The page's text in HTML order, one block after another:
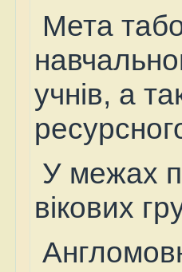
Мета
учнів, а
У межах
вікових